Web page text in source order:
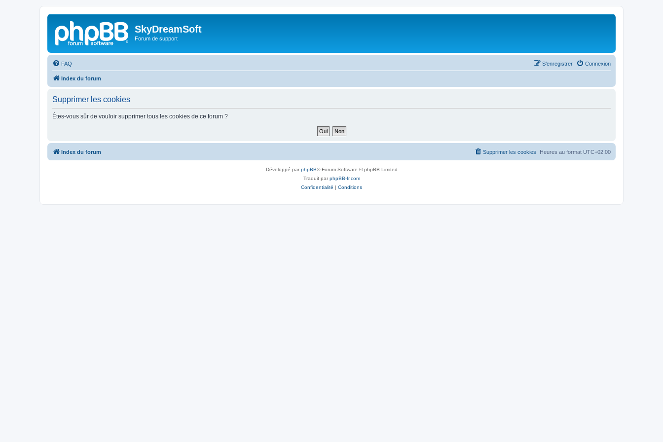
SkyDreamSoft
Forum de support
FAQ Connexion
S’enregistrer
Index du forum
Supprimer les cookies
Êtes-vous sûr de vouloir supprimer tous les cookies de ce forum ?
Index du forum Heures au format UTC+02:00
Supprimer les cookies
Développé parphpBB® Forum Software © phpBB Limited
Traduit parphpBB-fr.com
Confidentialité | Conditions